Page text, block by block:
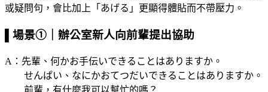
或疑問句，會比加上「あげる」更顯得體貼而不帶壓力。
▌場景①｜辦公室新人向前輩提出協助
A：先輩、何かお手伝いできることはありますか。
せんぱい、なにかおてつだいできることはありますか。
前輩，有什麼我可以幫忙的嗎？